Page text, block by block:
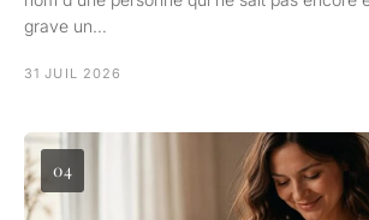
grave un…
31 JUIL 2026
04